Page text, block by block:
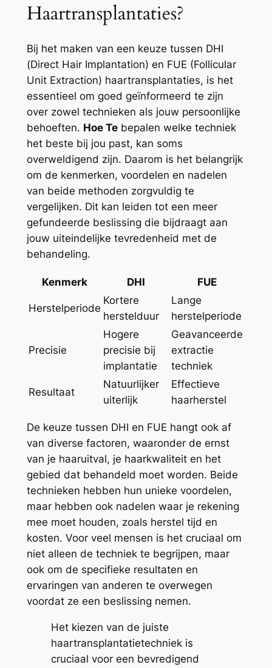
Haartransplantaties?
Bij het maken van een keuze tussen DHI
(Direct Hair Implantation) en FUE (Follicular
Unit Extraction) haartransplantaties, is het
essentieel om goed geïnformeerd te zijn
over zowel technieken als jouw persoonlijke
behoeften. Hoe Tebepalen welke techniek
het beste bij jou past, kan soms
overweldigend zijn. Daarom is het belangrijk
om de kenmerken, voordelen en nadelen
van beide methoden zorgvuldig te
vergelijken. Dit kan leiden tot een meer
gefundeerde beslissing die bijdraagt aan
jouw uiteindelijke tevredenheid met de
behandeling.
Kenmerk DHI FUE
Herstelperiode
Kortere
herstelduur
Lange
herstelperiode
Precisie
Hogere
precisie bij
implantatie
Geavanceerde
extractie
techniek
Resultaat
Natuurlijker
uiterlijk
Effectieve
haarherstel
De keuze tussen DHI en FUE hangt ook af
van diverse factoren, waaronder de ernst
van je haaruitval, je haarkwaliteit en het
gebied dat behandeld moet worden. Beide
technieken hebben hun unieke voordelen,
maar hebben ook nadelen waar je rekening
mee moet houden, zoals herstel tijd en
kosten. Voor veel mensen is het cruciaal om
niet alleen de techniek te begrijpen, maar
ook om de specifieke resultaten en
ervaringen van anderen te overwegen
voordat ze een beslissing nemen.
Het kiezen van de juiste
haartransplantatietechniek is
cruciaal voor een bevredigend